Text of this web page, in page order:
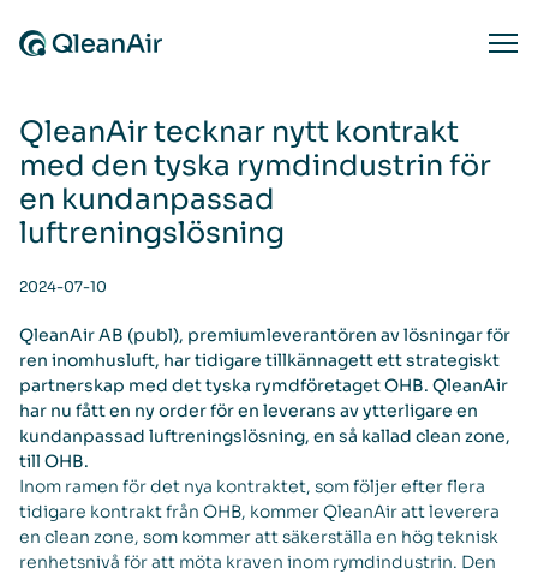
QleanAir tecknar nytt kontrakt
med den tyska rymdindustrin för
en kundanpassad
luftreningslösning
2024-07-10
QleanAir AB (publ), premiumleverantören av lösningar för
ren inomhusluft, har tidigare tillkännagett ett strategiskt
partnerskap med det tyska rymdföretaget OHB. QleanAir
har nu fått en ny order för en leverans av ytterligare en
kundanpassad luftreningslösning, en så kallad clean zone,
till OHB.
Inom ramen för det nya kontraktet, som följer efter flera
tidigare kontrakt från OHB, kommer QleanAir att leverera
en clean zone, som kommer att säkerställa en hög teknisk
renhetsnivå för att möta kraven inom rymdindustrin. Den